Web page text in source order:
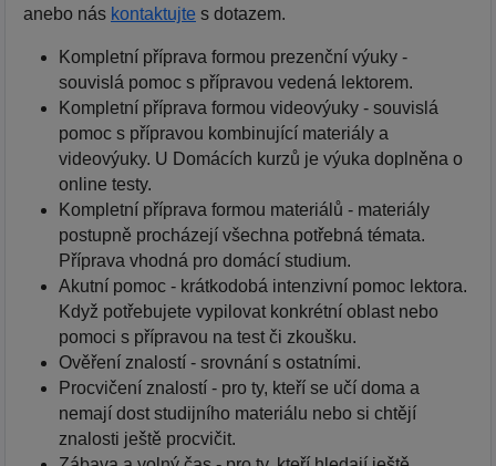
anebo nás kontaktujte s dotazem.
Kompletní příprava formou prezenční výuky -
souvislá pomoc s přípravou vedená lektorem.
Kompletní příprava formou videovýuky - souvislá
pomoc s přípravou kombinující materiály a
videovýuky. U Domácích kurzů je výuka doplněna o
online testy.
Kompletní příprava formou materiálů - materiály
postupně procházejí všechna potřebná témata.
Příprava vhodná pro domácí studium.
Akutní pomoc - krátkodobá intenzivní pomoc lektora.
Když potřebujete vypilovat konkrétní oblast nebo
pomoci s přípravou na test či zkoušku.
Ověření znalostí - srovnání s ostatními.
Procvičení znalostí - pro ty, kteří se učí doma a
nemají dost studijního materiálu nebo si chtějí
znalosti ještě procvičit.